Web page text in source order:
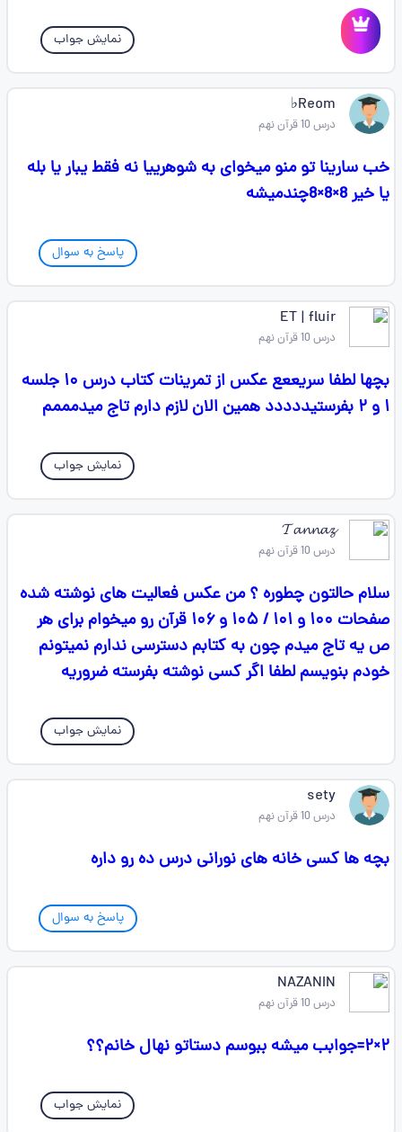
نمایش جواب
Reom♭
درس 10 قرآن نهم
خب سارینا تو منو میخوای به شوهرییا نه فقط یبار یا بله
یا خیر 8×8×8چندمیشه
پاسخ به سوال
ET | fluir
درس 10 قرآن نهم
بچها لطفا سریععع عکس از تمرینات کتاب درس ۱۰ جلسه
۱ و ۲ بفرستیددددد همین الان لازم دارم تاج میدمممم
نمایش جواب
𝓣𝓪𝓷𝓷𝓪𝔃
درس 10 قرآن نهم
سلام حالتون چطوره ؟ من عکس فعالیت های نوشته شده
صفحات ۱۰۰ و ۱۰۱ / ۱۰۵ و ۱۰۶ قرآن رو میخوام برای هر
ص یه تاج میدم چون به کتابم دسترسی ندارم نمیتونم
خودم بنویسم لطفا اگر کسی نوشته بفرسته ضروریه
نمایش جواب
sety
درس 10 قرآن نهم
بچه ها کسی خانه های نورانی درس ده رو داره
پاسخ به سوال
NAZANIN
درس 10 قرآن نهم
۲×۲=جوابب میشه ببوسم دستاتو نهال خانم؟؟
نمایش جواب